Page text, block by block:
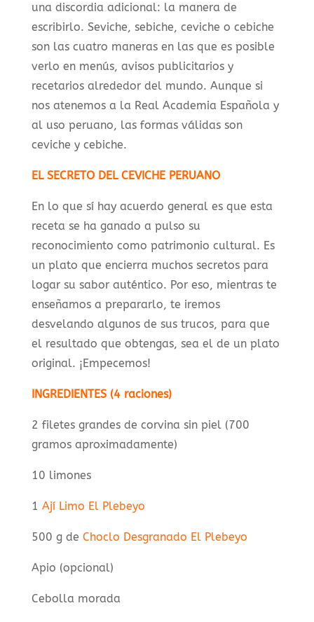
una discordia adicional: la manera de
escribirlo. Seviche, sebiche, ceviche o cebiche
son las cuatro maneras en las que es posible
verlo en menús, avisos publicitarios y
recetarios alrededor del mundo. Aunque si
nos atenemos a la Real Academia Española y
al uso peruano, las formas válidas son
ceviche y cebiche.
EL SECRETO DEL CEVICHE PERUANO
En lo que sí hay acuerdo general es que esta
receta se ha ganado a pulso su
reconocimiento como patrimonio cultural. Es
un plato que encierra muchos secretos para
logar su sabor auténtico. Por eso, mientras te
enseñamos a prepararlo, te iremos
desvelando algunos de sus trucos, para que
el resultado que obtengas, sea el de un plato
original. ¡Empecemos!
INGREDIENTES (4 raciones)
2 filetes grandes de corvina sin piel (700
gramos aproximadamente)
10 limones
1 Ají Limo El Plebeyo
500 g de Choclo Desgranado El Plebeyo
Apio (opcional)
Cebolla morada